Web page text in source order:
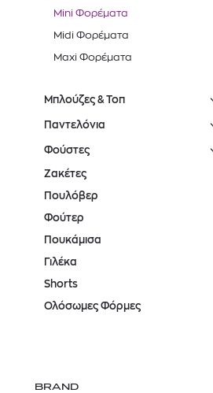
Mini Φορέματα
Midi Φορέματα
Maxi Φορέματα
Μπλούζες & Τοπ
Παντελόνια
Φούστες
Ζακέτες
Πουλόβερ
Φούτερ
Πουκάμισα
Γιλέκα
Shorts
Ολόσωμες Φόρμες
BRAND